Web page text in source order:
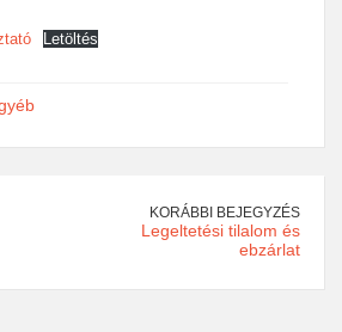
Letöltés
KORÁBBI BEJEGYZÉS
Legeltetési tilalom és
ebzárlat